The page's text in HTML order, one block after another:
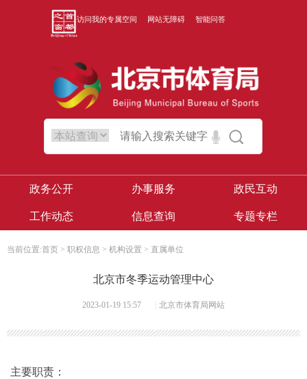
访问我的专属空间 网站无障碍 智能问答
政务公开 办事服务 政民互动
工作动态 信息查询 专题专栏
当前位置:首页 > 职权信息 > 机构设置 > 直属单位
北京市冬季运动管理中心
2023-01-19 15:57 北京市体育局网站
主要职责：